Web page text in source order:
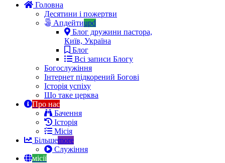
Головна
Десятини і пожертви
Апдейтиupd
Блог дружини пастора,
Київ, Україна
Блог
Всі записи Блогу
Богослужіння
Інтернет підкорений Богові
Історія успіху
Що таке церква
Про нас
Бачення
Історія
Місія
Більшеmore
Служіння
місії